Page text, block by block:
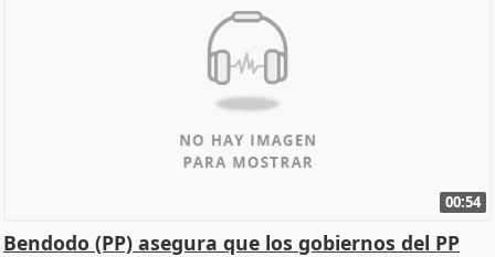
00:54
Bendodo (PP) asegura que los gobiernos del PP